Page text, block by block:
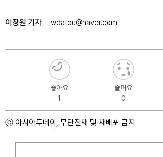
이장원 기자 jwdatou@naver.com
좋아요
1
슬퍼요
0
ⓒ 아시아투데이, 무단전재 및 재배포 금지